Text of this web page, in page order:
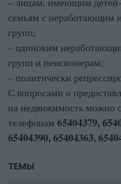
семьям с неработающим
групп;
– одиноким
групп и пенсионерам;
– политически
С вопросами о
на недвижимость можно
телефонам 65404379,
65404390, 65404363,
ТЕМЫ